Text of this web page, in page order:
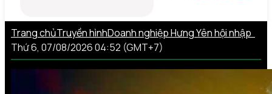
Trang chủTruyền hìnhDoanh nghiệp Hưng Yên hội nhập
Thứ 6, 07/08/2026 04:52 (GMT+7)